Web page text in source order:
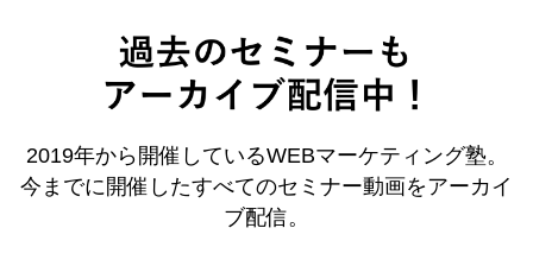
2019年から開催しているWEBマーケティング塾。
今までに開催したすべてのセミナー動画をアーカイ
ブ配信。